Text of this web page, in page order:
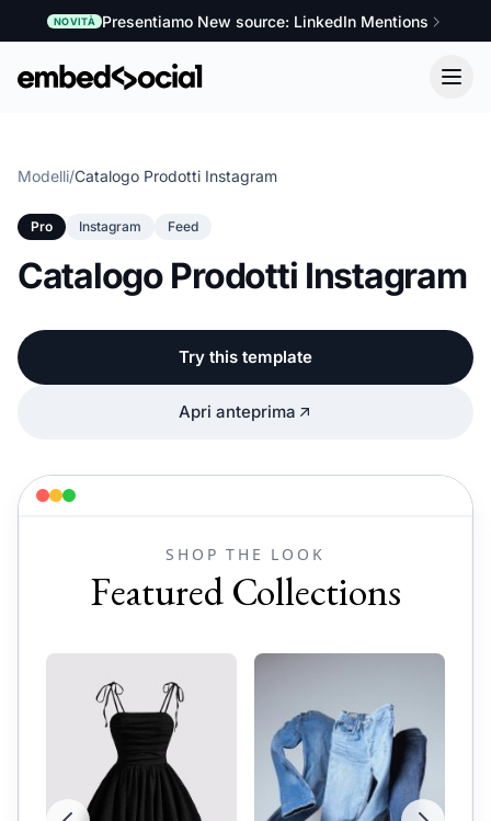
NOVITÀ Presentiamo New source: LinkedIn Mentions
Modelli/Catalogo Prodotti Instagram
Pro Instagram Feed
Catalogo Prodotti Instagram
Try this template
Apri anteprima